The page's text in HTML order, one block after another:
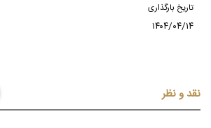
تاریخ بارگذاری
۱۴۰۴/۰۴/۱۴
نقد و نظر